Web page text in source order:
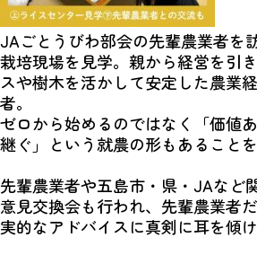
JAごとうびわ部会の先輩農業者を
栽培現場を見学。親から経営を引
スや樹木を活かして安定した農業
者。
ゼロから始めるのではなく「価値
継ぐ」という就農の形もあることを
先輩農業者や五島市・県・JAなど
意見交換会も行われ、先輩農業者
実的なアドバイスに真剣に耳を傾